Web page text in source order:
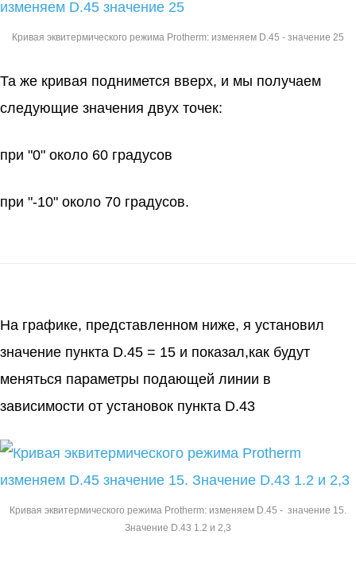
Кривая эквитермического режима Protherm: изменяем D.45 - значение 25
Та же кривая поднимется вверх, и мы получаем
следующие значения двух точек:
при "0" около 60 градусов
при "-10" около 70 градусов.
На графике, представленном ниже, я установил
значение пункта D.45 = 15 и показал,как будут
меняться параметры подающей линии в
зависимости от установок пункта D.43
Кривая эквитермического режима Protherm: изменяем D.45 - значение 15.
Значение D.43 1.2 и 2,3